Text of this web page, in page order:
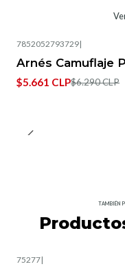
7852052793729|
Arnés Camuflaje
$5.661 CLP$6.290 CLP
TAMBIÉN
75277|